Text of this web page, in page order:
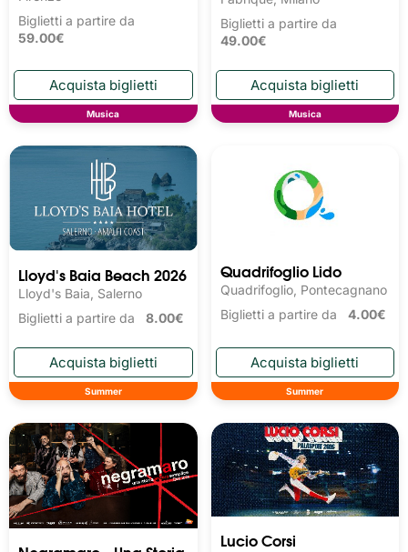
Biglietti a partire da
59.00€
Musica
Biglietti a partire da
49.00€
Musica
Lloyd's Baia Beach 2026
Lloyd's Baia, Salerno
Biglietti a partire da 8.00€
Summer
Quadrifoglio Lido
Quadrifoglio, Pontecagnano
Biglietti a partire da 4.00€
Summer
Lucio Corsi